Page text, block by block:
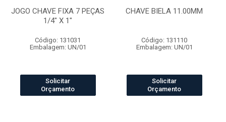
JOGO CHAVE FIXA 7 PEÇAS
1/4" X 1"
Código: 131031
Embalagem: UN/01
Solicitar
Orçamento
CHAVE BIELA 11.00MM
Código: 131110
Embalagem: UN/01
Solicitar
Orçamento